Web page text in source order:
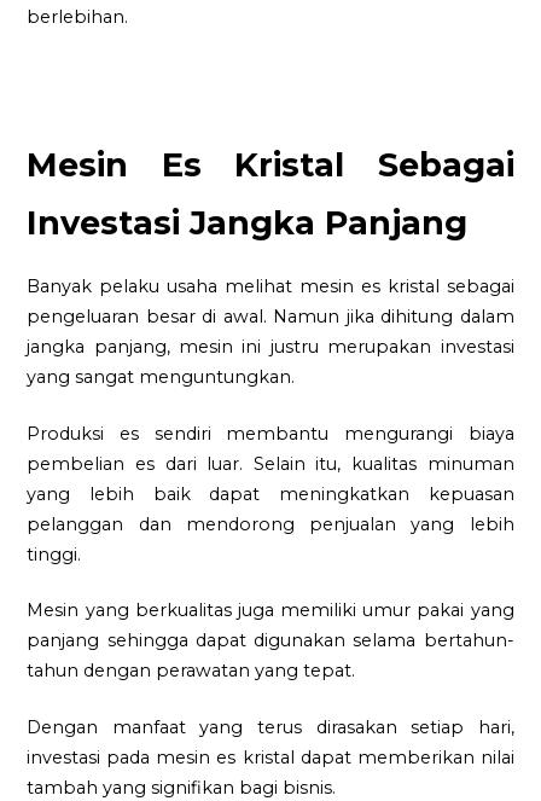
berlebihan.
Mesin Es Kristal Sebagai
Investasi Jangka Panjang
Banyak pelaku usaha melihat mesin es kristal sebagai
pengeluaran besar di awal. Namun jika dihitung dalam
jangka panjang, mesin ini justru merupakan investasi
yang sangat menguntungkan.
Produksi es sendiri membantu mengurangi biaya
pembelian es dari luar. Selain itu, kualitas minuman
yang lebih baik dapat meningkatkan kepuasan
pelanggan dan mendorong penjualan yang lebih
tinggi.
Mesin yang berkualitas juga memiliki umur pakai yang
panjang sehingga dapat digunakan selama bertahun-
tahun dengan perawatan yang tepat.
Dengan manfaat yang terus dirasakan setiap hari,
investasi pada mesin es kristal dapat memberikan nilai
tambah yang signifikan bagi bisnis.